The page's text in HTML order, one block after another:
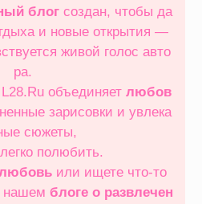
блогсоздан, чтобы да
и новые открытия —
живой голос авто
ра.
объединяет любов
зарисовки и увлека
сюжеты,
полюбить.
или ищете что‑то
нашем блоге о развлечен